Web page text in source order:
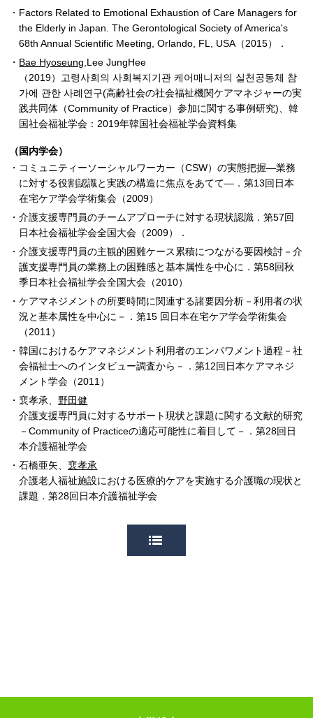
Factors Related to Emotional Exhaustion of Care Managers for
the Elderly in Japan. The Gerontological Society of America's
68th Annual Scientific Meeting, Orlando, FL, USA（2015）．
Bae Hyoseung ,Lee JungHee
（2019）고령사회의 사회복지기관 케어매니저의 실천공동체 참
가에 관한 사례연구(高齢社会の社会福祉機関ケアマネジャーの実
践共同体（Community of Practice）参加に関する事例研究)、韓
国社会福祉学会：2019年韓国社会福祉学会資料集
（国内学会）
コミュニティーソーシャルワーカー（CSW）の実態把握―業務
に対する役割認識と実践の構造に焦点をあてて―．第13回日本
在宅ケア学会学術集会（2009）
介護支援専門員のチームアプローチに対する現状認識．第57回
日本社会福祉学会全国大会（2009）．
介護支援専門員の主観的困難ケース累積につながる要因検討－介
護支援専門員の業務上の困難感と基本属性を中心に．第58回秋
季日本社会福祉学会全国大会（2010）
ケアマネジメントの所要時間に関連する諸要因分析－利用者の状
況と基本属性を中心に－．第15 回日本在宅ケア学会学術集会
（2011）
韓国におけるケアマネジメント利用者のエンパワメント過程－社
会福祉士へのインタビュー調査から－．第12回日本ケアマネジ
メント学会（2011）
裵孝承、 野田健
介護支援専門員に対するサポート現状と課題に関する文献的研究
－Community of Practiceの適応可能性に着目して－．第28回日
本介護福祉学会
石橋亜矢、 裵孝承
介護老人福祉施設における医療的ケアを実施する介護職の現状と
課題．第28回日本介護福祉学会